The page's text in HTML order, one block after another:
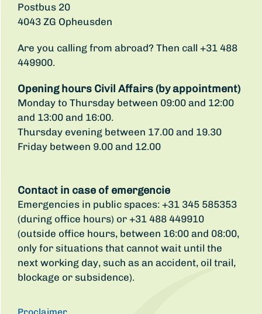
Postbus 20
4043 ZG Opheusden
Are you calling from abroad? Then call +31 488
449900.
Opening hours Civil Affairs (by appointment)
Monday to Thursday between 09:00 and 12:00
and 13:00 and 16:00.
Thursday evening between 17.00 and 19.30
Friday between 9.00 and 12.00
Contact in case of emergencie
Emergencies in public spaces: +31 345 585353
(during office hours) or +31 488 449910
(outside office hours, between 16:00 and 08:00,
only for situations that cannot wait until the
next working day, such as an accident, oil trail,
blockage or subsidence).